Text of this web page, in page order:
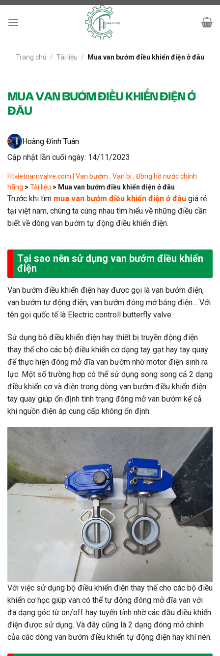
Skip
Trang chủ / Tài liệu / Mua van bướm điều khiển điện ở đâu
MUA VAN BƯỚM ĐIỀU KHIỂN ĐIỆN Ở
ĐÂU
Hoàng Đình Tuân
Cập nhật lần cuối ngày: 14/11/2023
Htvietnamvalve.com | Van bướm , Van bi , Đồng hồ nước chính
hãng > Tài liệu > Mua van bướm điều khiển điện ở đâu
Trước khi tìm mua van bướm điều khiển điện ở đâu giá rẻ
tại việt nam, chúng ta cùng nhau tìm hiểu về những điều cần
biết về dòng van bướm tự động điều khiển điện.
Tại sao nên sử dụng van bướm điều khiển
điện
Van bướm điều khiển điện hay được gọi là van bướm điện,
van bướm tự động điện, van bướm đóng mở bằng điện… Với
tên gọi quốc tế là Electric controll butterfly valve.
Sử dụng bộ điều khiển điện hay thiết bị truyền động điện
thay thế cho các bộ điều khiển cơ dạng tay gạt hay tay quay
để thực hiện đóng mở đĩa van bướm nhờ motor điện sinh ra
lực. Một số trường hợp có thể sử dụng song song cả 2 dạng
điều khiển cơ và điện trong dòng van bướm điều khiển điện
tay quay giúp ổn định tình trạng đóng mở van bướm kể cả
khi nguồn điện áp cung cấp không ổn định.
Với việc sử dụng bộ điều khiển điện thay thế cho các bộ điều
khiển cơ học giúp van có thể tự động đóng mở đĩa van với
đa dạng góc từ on/off hay tuyến tính nhờ các đầu điều khiển
điện được sử dụng. Và đây cũng là 2 dạng đóng mở chính
của các dòng van bướm điều khiển tự động điện hay khí nén.